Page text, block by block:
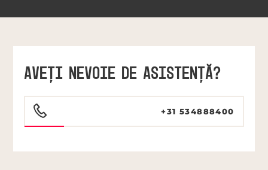
AVEŢI NEVOIE DE ASISTENŢĂ?
+31 534888400